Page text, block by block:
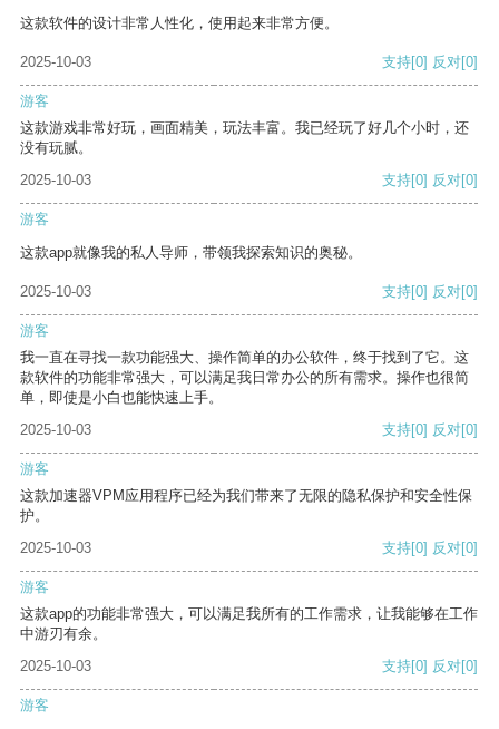
这款软件的设计非常人性化，使用起来非常方便。
2025-10-03 支持[0] 反对[0]
游客
这款游戏非常好玩，画面精美，玩法丰富。我已经玩了好几个小时，还
没有玩腻。
2025-10-03
支持[0] 反对[0]
游客
这款app就像我的私人导师，带领我探索知识的奥秘。
2025-10-03 支持[0] 反对[0]
游客
我一直在寻找一款功能强大、操作简单的办公软件，终于找到了它。这
款软件的功能非常强大，可以满足我日常办公的所有需求。操作也很简
单，即使是小白也能快速上手。
2025-10-03
支持[0] 反对[0]
游客
这款加速器VPM应用程序已经为我们带来了无限的隐私保护和安全性保
护。
2025-10-03
支持[0] 反对[0]
游客
这款app的功能非常强大，可以满足我所有的工作需求，让我能够在工作
中游刃有余。
2025-10-03
支持[0] 反对[0]
游客